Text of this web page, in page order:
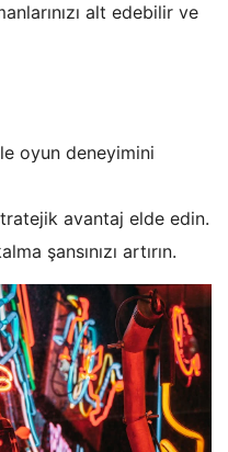
alt edebilir ve
oyun deneyimini
avantaj elde edin.
şansınızı artırın.